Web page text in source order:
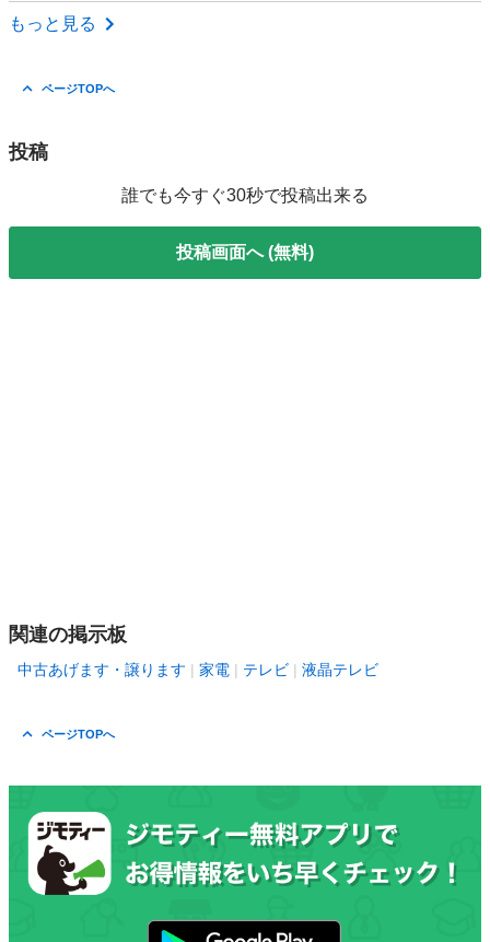
京都 京都市
もっと見る
ページTOPへ
投稿
誰でも今すぐ30秒で投稿出来る
投稿画面へ (無料)
関連の掲示板
中古あげます・譲ります 家電 テレビ 液晶テレビ
ページTOPへ